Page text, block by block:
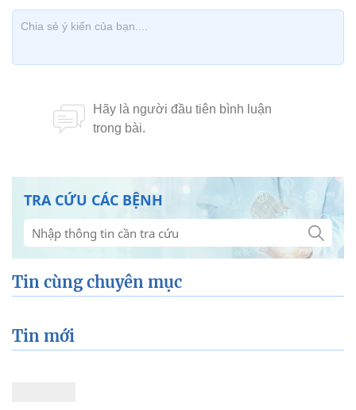
TRA CỨU CÁC BỆNH
Tin cùng chuyên mục
Tin mới